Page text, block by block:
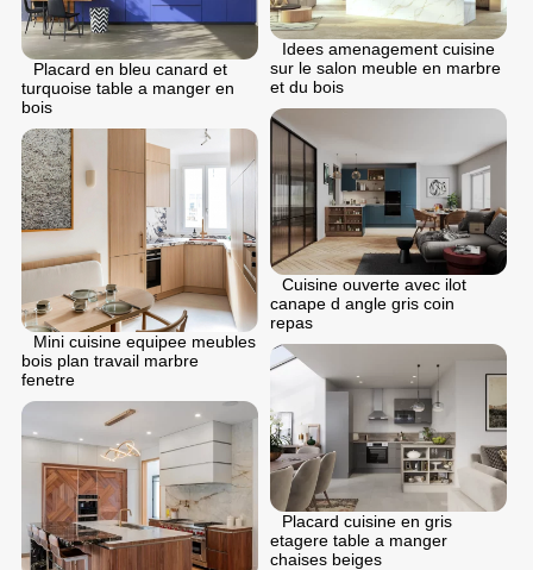
Idees amenagement cuisine
sur le salon meuble en marbre
et du bois
Placard en bleu canard et
turquoise table a manger en
bois
Cuisine ouverte avec ilot
canape d angle gris coin
repas
Mini cuisine equipee meubles
bois plan travail marbre
fenetre
Placard cuisine en gris
etagere table a manger
chaises beiges